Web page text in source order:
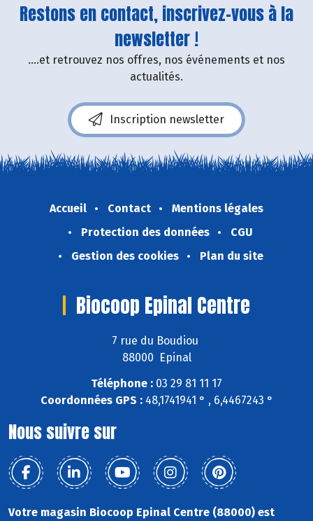
Restons en contact, inscrivez-vous à la
newsletter !
....et retrouvez nos offres, nos événements et nos
actualités.
Inscription newsletter
Accueil Contact
Mentions légales
Protection des données
CGU
Gestion des cookies
Plan du site
Biocoop Epinal Centre
7 rue du Boudiou
88000 Epinal
Téléphone : 03 29 81 11 17
Coordonnées GPS :48,1741941 ° , 6,4467243 °
Nous suivre sur
Votre magasin Biocoop Epinal Centre (88000) est